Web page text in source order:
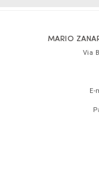
MARIO
Via
E-